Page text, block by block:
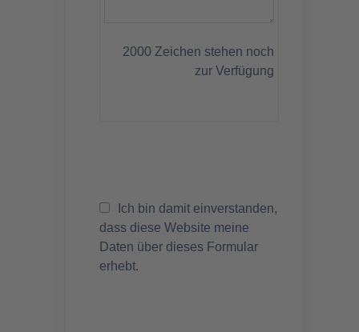
2000 Zeichen stehen noch
zur Verfügung
Ich bin damit einverstanden,
dass diese Website meine
Daten über dieses Formular
erhebt.